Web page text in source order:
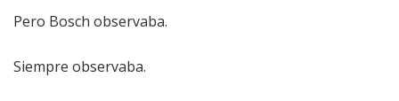
Pero Bosch observaba.
Siempre observaba.